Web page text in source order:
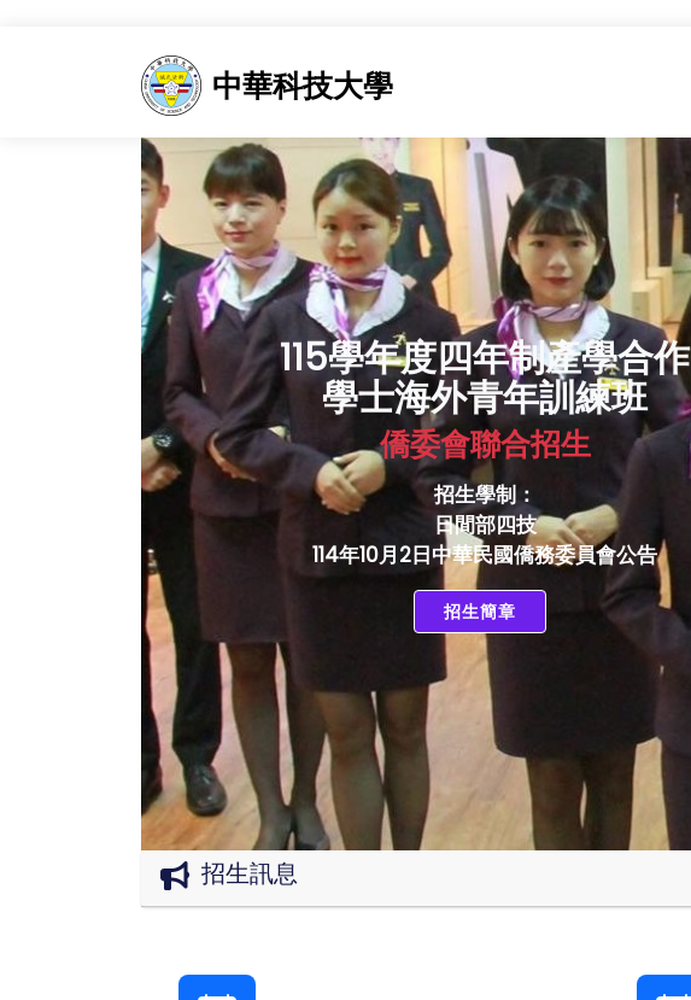
中華科技大學
115學年度四年制產學合作
學士海外青年訓練班
僑委會聯合招生
招生學制：
日間部四技
114年10月2日中華民國僑務委員會公告
招生簡章
招生訊息